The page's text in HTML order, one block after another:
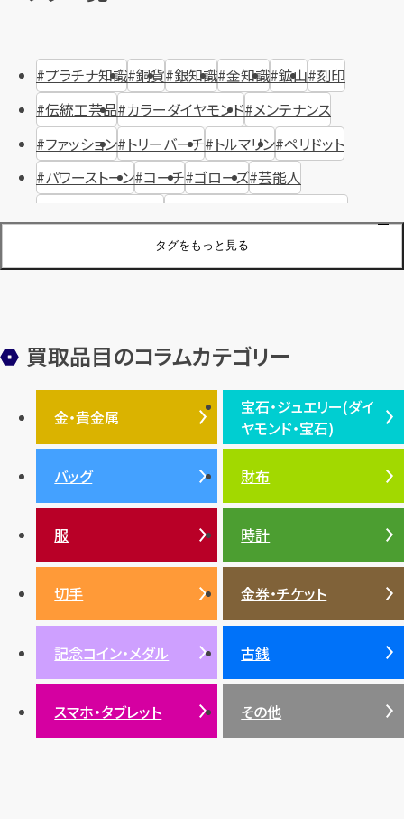
タグをもっと見る
プラチナ知識 銅貨 銀知識 金知識 鉱山 刻印
伝統工芸品 カラーダイヤモンド メンテナンス
ファッション トリーバーチ トルマリン ペリドット
パワーストーン コーチ ゴローズ 芸能人
ジュエリーブランド オーデマピゲ
装飾品 オメガ シュプリーム ウブロ
エルメス ダイヤモンド ルイ・ヴィトン 豆知識 カルティエ
投資 金地金 金価格・相場 グッチ 買取 プラダ
ティファニー
金貨 ブルガリ
バッグ
アメジスト
バレンシアガ
ルビー 陶磁器・ガラス ブレゲ SDGs
買取品目のコラムカテゴリー
金・貴金属
金・貴金属TOP
プラチナ
銀・シルバー
宝石・ジュエリー(ダイ
ヤモンド・宝石)
宝石・ジュエリー(ダイヤモ
ンド・宝石)TOP
ダイヤモンド
エメラルド
ルビー
サファイア
パール
サンゴ
ヒスイ
バッグ 財布
服 時計
切手 金券・チケット
記念コイン・メダル 古銭
スマホ・タブレット その他